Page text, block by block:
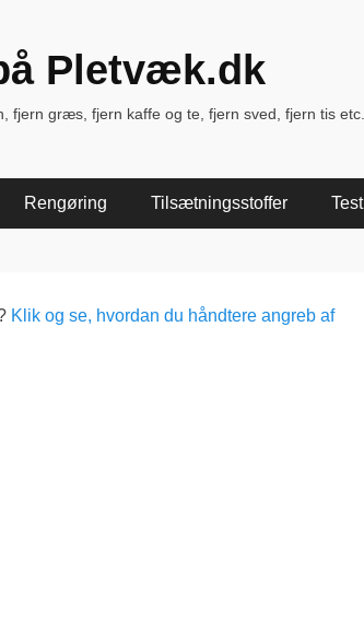
Pletvæk.dk
fjern græs, fjern kaffe og te, fjern sved, fjern tis etc.
Rengøring Tilsætningsstoffer Test
Klik og se, hvordan du håndtere angreb af